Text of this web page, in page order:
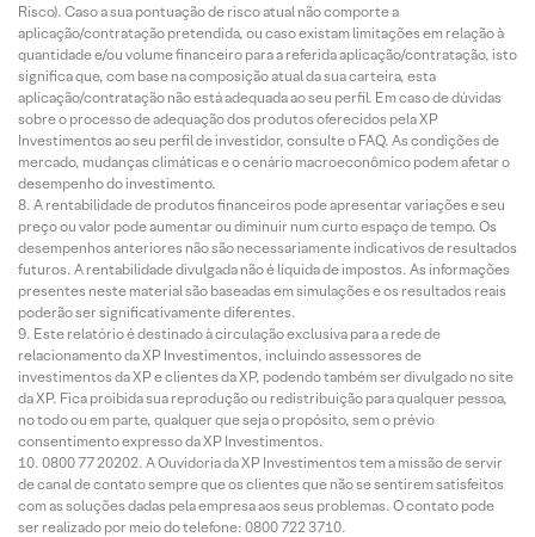
Risco). Caso a sua pontuação de risco atual não comporte a
aplicação/contratação pretendida, ou caso existam limitações em relação à
quantidade e/ou volume financeiro para a referida aplicação/contratação, isto
significa que, com base na composição atual da sua carteira, esta
aplicação/contratação não está adequada ao seu perfil. Em caso de dúvidas
sobre o processo de adequação dos produtos oferecidos pela XP
Investimentos ao seu perfil de investidor, consulte o FAQ. As condições de
mercado, mudanças climáticas e o cenário macroeconômico podem afetar o
desempenho do investimento.
A rentabilidade de produtos financeiros pode apresentar variações e seu
preço ou valor pode aumentar ou diminuir num curto espaço de tempo. Os
desempenhos anteriores não são necessariamente indicativos de resultados
futuros. A rentabilidade divulgada não é líquida de impostos. As informações
presentes neste material são baseadas em simulações e os resultados reais
poderão ser significativamente diferentes.
Este relatório é destinado à circulação exclusiva para a rede de
relacionamento da XP Investimentos, incluindo assessores de
investimentos da XP e clientes da XP, podendo também ser divulgado no site
da XP. Fica proibida sua reprodução ou redistribuição para qualquer pessoa,
no todo ou em parte, qualquer que seja o propósito, sem o prévio
consentimento expresso da XP Investimentos.
0800 77 20202. A Ouvidoria da XP Investimentos tem a missão de servir
de canal de contato sempre que os clientes que não se sentirem satisfeitos
com as soluções dadas pela empresa aos seus problemas. O contato pode
ser realizado por meio do telefone: 0800 722 3710.